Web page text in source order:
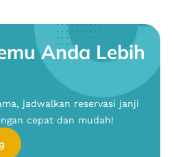
Anda Lebih
jadwalkan reservasi janji
cepat dan mudah!